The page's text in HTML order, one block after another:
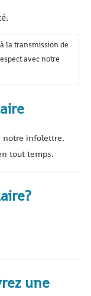
la transmission de
avec notre
notre infolettre.
tout temps.
une